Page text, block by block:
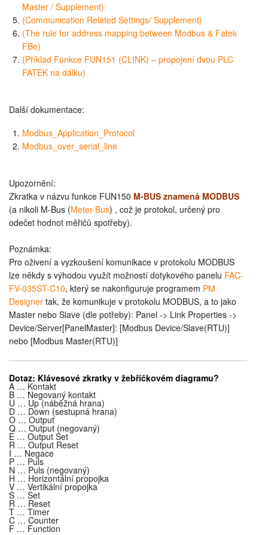
Master / Supplement)
(Communication Related Settings/ Supplement)
(The rule for address mapping between Modbus & Fatek
FBe)
(Příklad Funkce FUN151 (CLINK) – propojení dvou PLC
FATEK na dálku)
Další dokumentace:
Modbus_Application_Protocol
Modbus_over_serial_line
Upozornění:
Zkratka v názvu funkce FUN150 M-BUS znamená MODBUS
(a nikoli M-Bus (Meter-Bus) , což je protokol, určený pro
odečet hodnot měřičů spotřeby).
Poznámka:
Pro oživení a vyzkoušení komunikace v protokolu MODBUS
lze někdy s výhodou využít možností dotykového panelu FAC-
FV-035ST-C10, který se nakonfiguruje programem PM
Designer tak, že komunikuje v protokolu MODBUS, a to jako
Master nebo Slave (dle potřeby): Panel -> Link Properties ->
Device/Server[PanelMaster]: [Modbus Device/Slave(RTU)]
nebo [Modbus Master(RTU)]
Dotaz: Klávesové zkratky v žebříčkovém diagramu?
A … Kontakt
B … Negovaný kontakt
U … Up (náběžná hrana)
D … Down (sestupná hrana)
O … Output
Q … Output (negovaný)
E … Output Set
R … Output Reset
I … Negace
P … Puls
N … Puls (negovaný)
H … Horizontální propojka
V … Vertikální propojka
S … Set
R … Reset
T … Timer
C … Counter
F … Function